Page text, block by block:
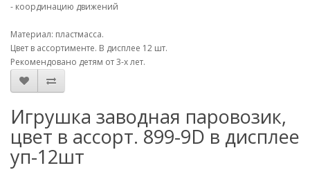
- координацию движений
Материал: пластмасса.
Цвет в ассортименте. В дисплее 12 шт.
Рекомендовано детям от 3-х лет.
Игрушка заводная паровозик,
цвет в ассорт. 899-9D в дисплее
уп-12шт